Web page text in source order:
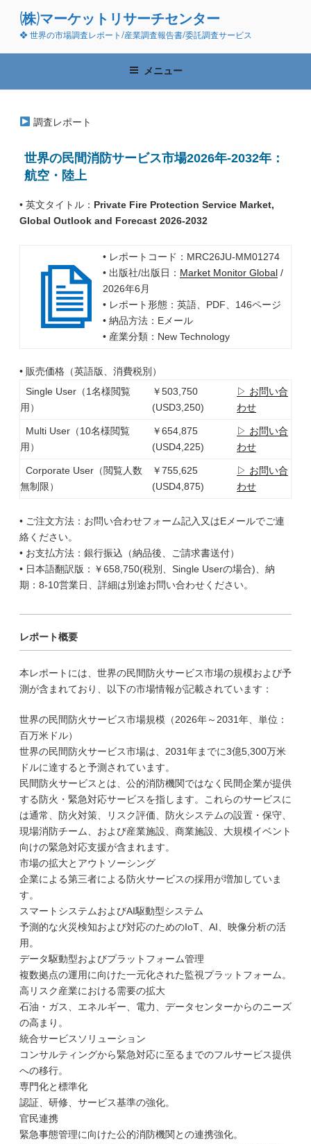
ン
(株)マーケットリサーチセンター
❖ 世界の市場調査レポート/産業調査報告書/委託調査サービス
メニュー
調査レポート
世界の民間消防サービス市場2026年-2032年：
航空・陸上
• 英文タイトル： Private Fire Protection Service Market,
Global Outlook and Forecast 2026-2032
• レポートコード：MRC26JU-MM01274
• 出版社/出版日： Market Monitor Global/
2026年6月
• レポート形態：英語、PDF、146ページ
• 納品方法：Eメール
• 産業分類：New Technology
• 販売価格（英語版、消費税別）
Single User（1名様閲覧
用）
￥503,750
(USD3,250)
▷ お問い合
わせ
Multi User（10名様閲覧
用）
￥654,875
(USD4,225)
▷ お問い合
わせ
Corporate User（閲覧人数
無制限）
￥755,625
(USD4,875)
▷ お問い合
わせ
• ご注文方法：お問い合わせフォーム記入又はEメールでご連
絡ください。
• お支払方法：銀行振込（納品後、ご請求書送付）
• 日本語翻訳版：￥658,750(税別、Single Userの場合)、納
期：8-10営業日、詳細は別途お問い合わせください。
レポート概要
本レポートには、世界の民間防火サービス市場の規模および予
測が含まれており、以下の市場情報が記載されています：
世界の民間防火サービス市場規模（2026年～2031年、単位：
百万米ドル）
世界の民間防火サービス市場は、2031年までに3億5,300万米
ドルに達すると予測されています。
民間防火サービスとは、公的消防機関ではなく民間企業が提供
する防火・緊急対応サービスを指します。これらのサービスに
は通常、防火対策、リスク評価、防火システムの設置・保守、
現場消防チーム、および産業施設、商業施設、大規模イベント
向けの緊急対応支援が含まれます。
市場の拡大とアウトソーシング
企業による第三者による防火サービスの採用が増加していま
す。
スマートシステムおよびAI駆動型システム
予測的な火災検知および対応のためのIoT、AI、映像分析の活
用。
データ駆動型およびプラットフォーム管理
複数拠点の運用に向けた一元化された監視プラットフォーム。
高リスク産業における需要の拡大
石油・ガス、エネルギー、電力、データセンターからのニーズ
の高まり。
統合サービスソリューション
コンサルティングから緊急対応に至るまでのフルサービス提供
への移行。
専門化と標準化
認証、研修、サービス基準の強化。
官民連携
緊急事態管理に向けた公的消防機関との連携強化。